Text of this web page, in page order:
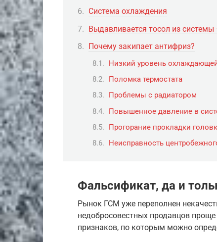
Система охлаждения
Выдавливается тосол из
Почему закипает антифриз?
Низкий уровень
Поломка термостата
Проблемы с радиатором
Повышенное давление в
Прогорание прокладки
Неисправность
Фальсификат, да и
Рынок ГСМ уже переполнен
недобросовестных продавцов
признаков, по которым можно